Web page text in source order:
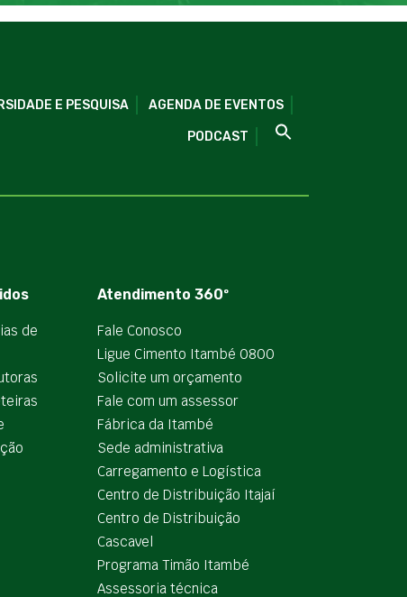
E PESQUISA AGENDA DE EVENTOS
PODCAST
de
Atendimento 360º
Fale Conosco
Ligue Cimento Itambé 0800
Solicite um orçamento
Fale com um assessor
Fábrica da Itambé
Sede administrativa
Carregamento e Logística
Centro de Distribuição Itajaí
Centro de Distribuição
Cascavel
Programa Timão Itambé
Assessoria técnica